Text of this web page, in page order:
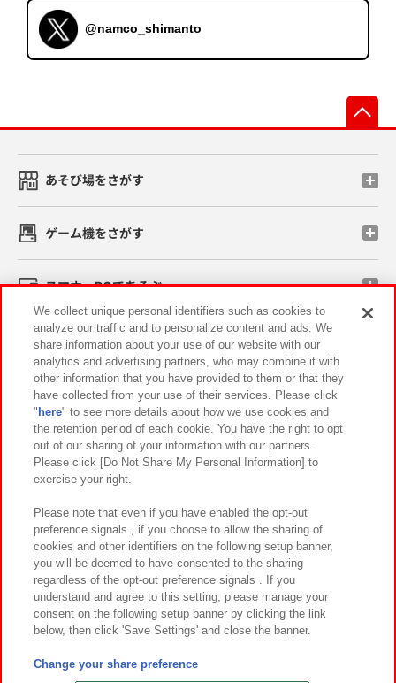
@namco_shimanto
あそび場をさがす
ゲーム機をさがす
スマホ・PCであそぶ
イベント・キャンペーン
関連会社 サステナビリティ サイトポリシー
プライバシーポリシー ウェブアクセシビリティ方針と検証結果
お取引先さまとともに
カスタマーハラスメント対応方針 よくあるご質問・お問い合わせ
©Bandai Namco Amusement Inc.
©Bandai Namco Amusement Lab Inc.
We collect unique personal identifiers such as cookies to
analyze our traffic and to personalize content and ads. We
share information about your use of our website with our
analytics and advertising partners, who may combine it with
other information that you have provided to them or that they
have collected from your use of their services. Please click
" here" to see more details about how we use cookies and
the retention period of each cookie. You have the right to opt
out of our sharing of your information with our partners.
Please click [Do Not Share My Personal Information] to
exercise your right.
Please note that even if you have enabled the opt-out
preference signals , if you choose to allow the sharing of
cookies and other identifiers on the following setup banner,
you will be deemed to have consented to the sharing
regardless of the opt-out preference signals . If you
understand and agree to this setting, please manage your
consent on the following setup banner by clicking the link
below, then click 'Save Settings' and close the banner.
Change your share preference